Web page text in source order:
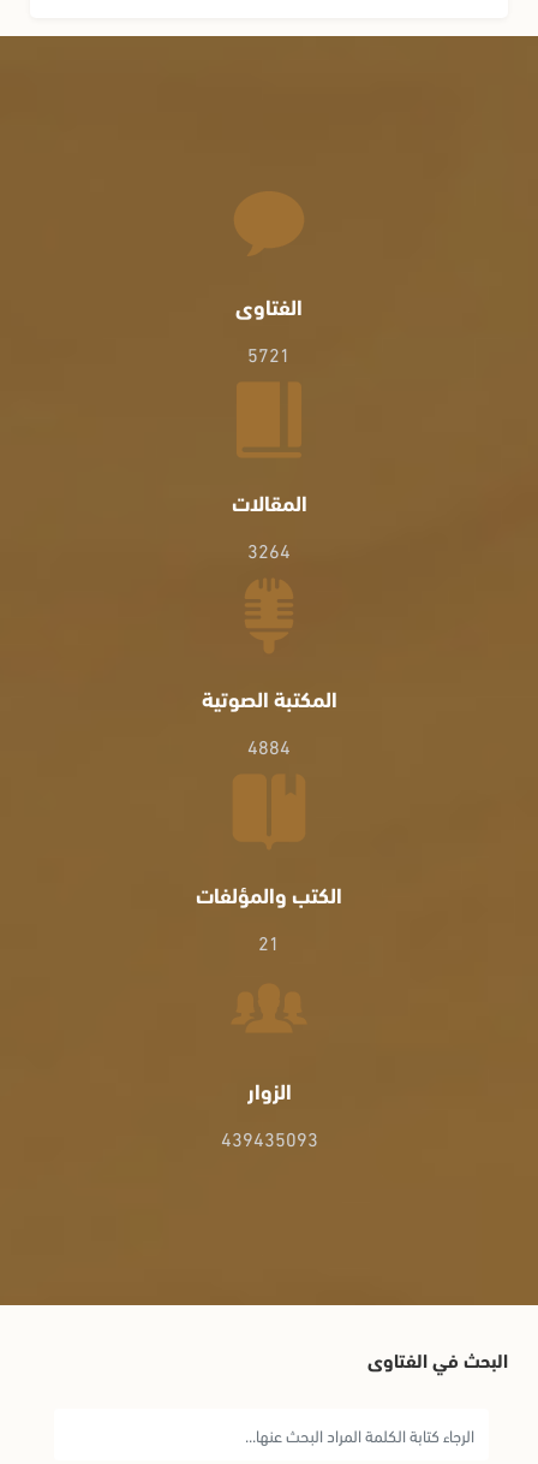
الفتاوى
5721
المقالات
3264
المكتبة الصوتية
4884
الكتب والمؤلفات
21
الزوار
439435093
البحث في الفتاوى